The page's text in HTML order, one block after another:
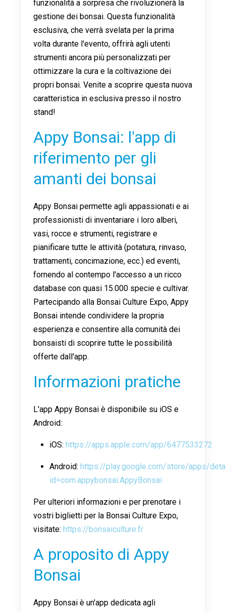
funzionalità a sorpresa che rivoluzionerà la
gestione dei bonsai. Questa funzionalità
esclusiva, che verrà svelata per la prima
volta durante l'evento, offrirà agli utenti
strumenti ancora più personalizzati per
ottimizzare la cura e la coltivazione dei
propri bonsai. Venite a scoprire questa nuova
caratteristica in esclusiva presso il nostro
stand!
Appy Bonsai: l'app di
riferimento per gli
amanti dei bonsai
Appy Bonsai permette agli appassionati e ai
professionisti di inventariare i loro alberi,
vasi, rocce e strumenti, registrare e
pianificare tutte le attività (potatura, rinvaso,
trattamenti, concimazione, ecc.) ed eventi,
fornendo al contempo l'accesso a un ricco
database con quasi 15.000 specie e cultivar.
Partecipando alla Bonsai Culture Expo, Appy
Bonsai intende condividere la propria
esperienza e consentire alla comunità dei
bonsaisti di scoprire tutte le possibilità
offerte dall'app.
Informazioni pratiche
L'app Appy Bonsai è disponibile su iOS e
Android:
iOS: https://apps.apple.com/app/6477533272
Android: https://play.google.com/store/apps/
id=com.appybonsai.AppyBonsai
Per ulteriori informazioni e per prenotare i
vostri biglietti per la Bonsai Culture Expo,
visitate: https://bonsaiculture.fr
A proposito di Appy
Bonsai
Appy Bonsai è un'app dedicata agli